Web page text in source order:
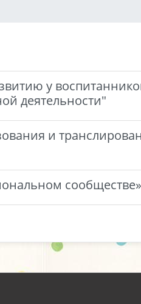
у
деятельности"
и
сообществе»